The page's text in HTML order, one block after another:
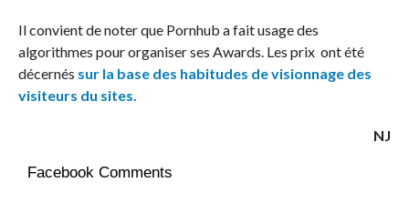
Il convient de noter que Pornhub a fait usage des
algorithmes pour organiser ses Awards. Les prix ont été
décernés sur la base des habitudes de visionnage des
visiteurs du sites.
NJ
Facebook Comments